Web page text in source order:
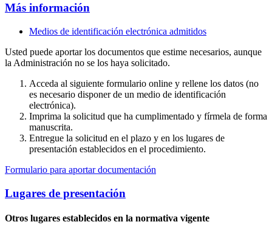
Más información
Medios de identificación electrónica admitidos
Usted puede aportar los documentos que estime necesarios, aunque
la Administración no se los haya solicitado.
Acceda al siguiente formulario online y rellene los datos (no
es necesario disponer de un medio de identificación
electrónica).
Imprima la solicitud que ha cumplimentado y fírmela de forma
manuscrita.
Entregue la solicitud en el plazo y en los lugares de
presentación establecidos en el procedimiento.
Formulario para aportar documentación
Lugares de presentación
Otros lugares establecidos en la normativa vigente